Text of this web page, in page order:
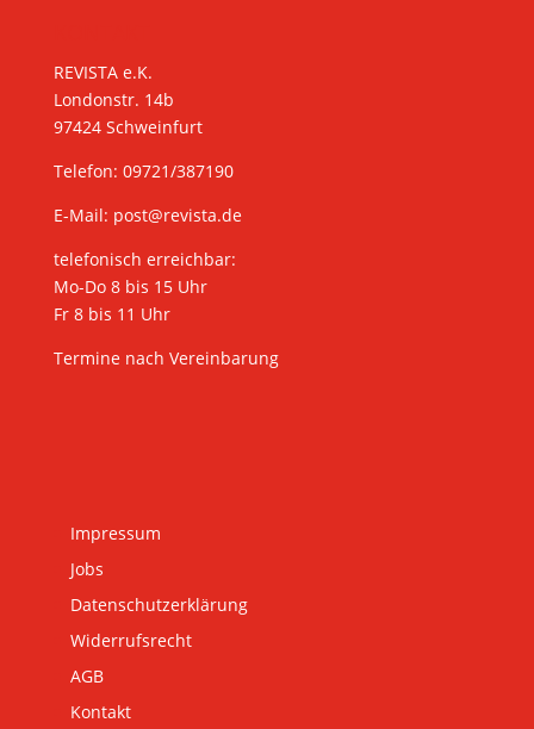
REVISTA e.K.
Londonstr. 14b
97424 Schweinfurt
Telefon: 09721/387190
E-Mail: post@revista.de
telefonisch erreichbar:
Mo-Do 8 bis 15 Uhr
Fr 8 bis 11 Uhr
Termine nach Vereinbarung
Impressum
Jobs
Datenschutzerklärung
Widerrufsrecht
AGB
Kontakt